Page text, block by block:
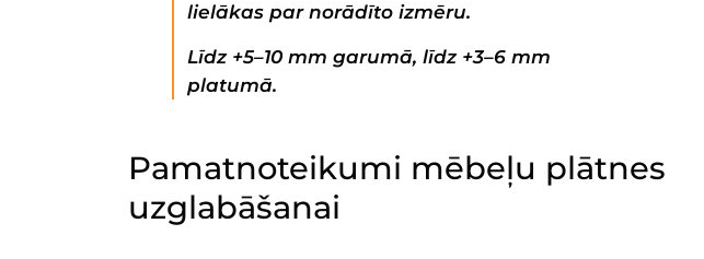
lielākas par norādīto izmēru.
Līdz +5–10 mm garumā, līdz +3–6 mm
platumā.
Pamatnoteikumi mēbeļu plātnes
uzglabāšanai